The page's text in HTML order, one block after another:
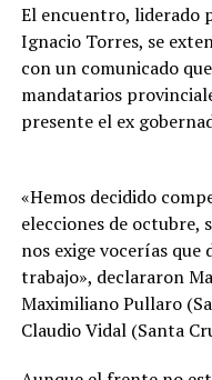
El encuentro, liderado
Ignacio Torres, se
con un comunicado
mandatarios
presente el ex
«Hemos decidido
elecciones de octubre,
nos exige vocerías
trabajo», declararon
Maximiliano Pullaro
Claudio Vidal (Santa